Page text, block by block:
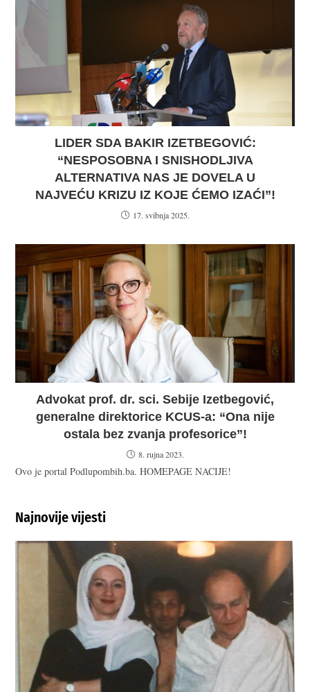
LIDER SDA BAKIR IZETBEGOVIĆ:
“NESPOSOBNA I SNISHODLJIVA
ALTERNATIVA NAS JE DOVELA U
NAJVEĆU KRIZU IZ KOJE ĆEMO IZAĆI”!
17. svibnja 2025.
Advokat prof. dr. sci. Sebije Izetbegović,
generalne direktorice KCUS-a: “Ona nije
ostala bez zvanja profesorice”!
8. rujna 2023.
Ovo je portal Podlupombih.ba. HOMEPAGE NACIJE!
Najnovije vijesti